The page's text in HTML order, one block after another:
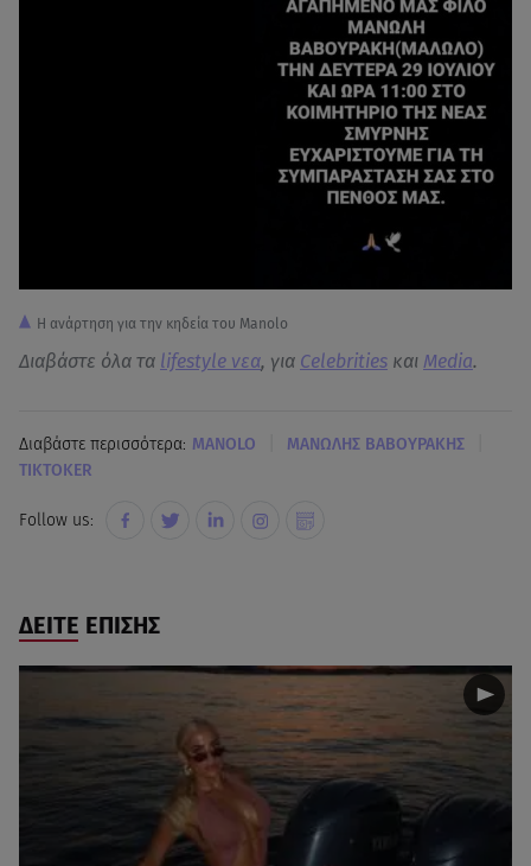
Η ανάρτηση για την κηδεία του Manolo
Διαβάστε όλα τα lifestyle νεα, για Celebrities και Media.
Διαβάστε περισσότερα: MANOLO ΜΑΝΩΛΗΣ ΒΑΒΟΥΡΑΚΗΣ
TIKTOKER
Follow us:
ΔΕΙΤΕ ΕΠΙΣΗΣ